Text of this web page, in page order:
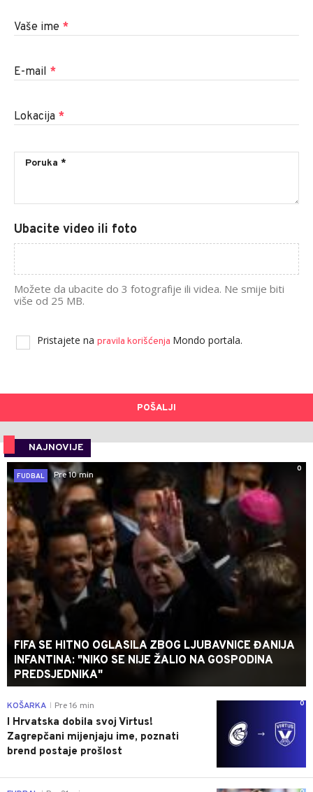
Vaše ime *
E-mail *
Lokacija *
Ubacite video ili foto
Možete da ubacite do 3 fotografije ili videa. Ne smije biti
više od 25 MB.
Pristajete na pravila korišćenja Mondo portala.
POŠALJI
NAJNOVIJE
0
FUDBAL
Pre 10 min
FIFA SE HITNO OGLASILA ZBOG LJUBAVNICE ĐANIJA
INFANTINA: "NIKO SE NIJE ŽALIO NA GOSPODINA
PREDSJEDNIKA"
0
KOŠARKA Pre 16 min
I Hrvatska dobila svoj Virtus!
Zagrepčani mijenjaju ime, poznati
brend postaje prošlost